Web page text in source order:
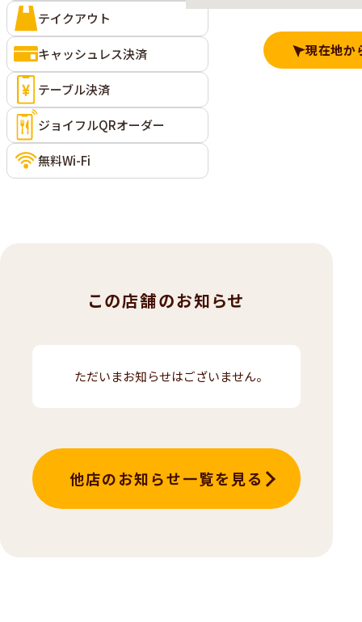
テイクアウト
キャッシュレス決済
テーブル決済
ジョイフルQRオーダー
無料Wi-Fi
現在地か
この店舗のお知らせ
ただいまお知らせはございません。
他店のお知らせ一覧を見る